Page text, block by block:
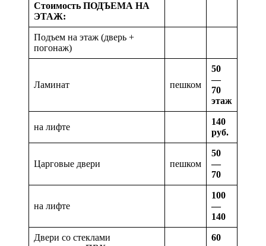
Стоимость ПОДЪЕМА НА
ЭТАЖ:
Подъем на этаж (дверь +
погонаж)
Ламинат пешком
50
—
70
этаж
на лифте
140
руб.
Царговые двери пешком
50
—
70
на лифте
100
—
140
Двери со стеклами
60